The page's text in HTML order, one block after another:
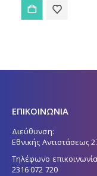
ΕΠΙΚΟΙΝΩΝΙΑ
Διεύθυνση:
Εθνικής Αντιστάσεως
Τηλέφωνο
2316 072 720